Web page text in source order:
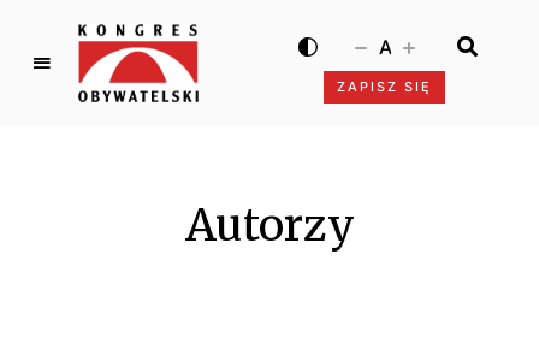
K
ZAPISZ SIĘ
A
Autorzy